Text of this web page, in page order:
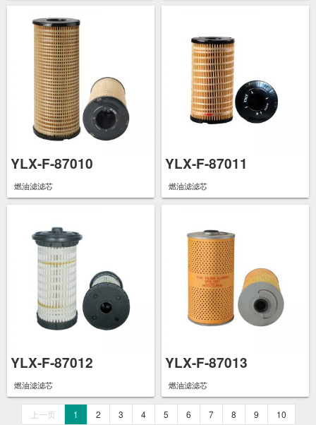
YLX-F-87010
燃油滤滤芯
YLX-F-87011
燃油滤滤芯
YLX-F-87012
燃油滤滤芯
YLX-F-87013
燃油滤滤芯
上一页 1 2 3 4 5 6 7 8 9 10